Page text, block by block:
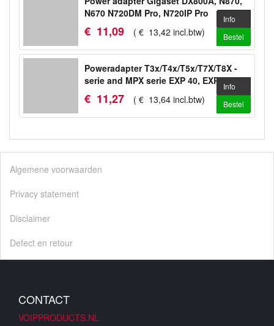
N670 N720DM Pro, N720IP Pro
€ 11,09 ( € 13,42 incl.btw)
Info
Bestel
Poweradapter T3x/T4x/T5x/T7X/T8X -
serie and MPX serie EXP 40, EXP 50
€ 11,27 ( € 13,64 incl.btw)
Info
Bestel
Algemene voorwaarden
Privacy statement
Disclaimer
Defect en retour
CONTACT
VOIPPRODUCTS.NL